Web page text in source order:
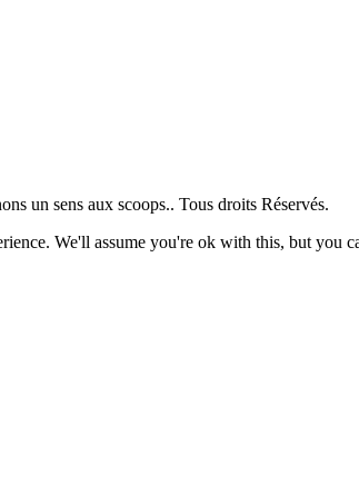
un sens aux scoops.. Tous droits Réservés.
We'll assume you're ok with this, but you